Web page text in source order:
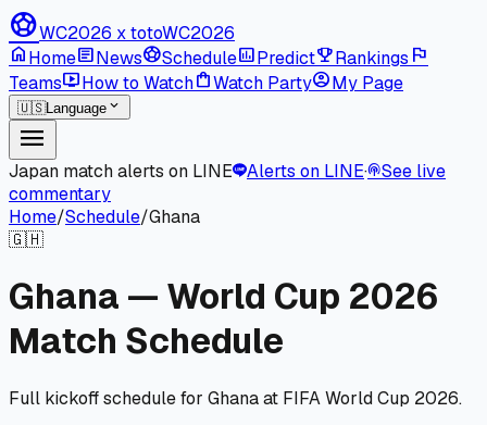
sports_soccerWC2026 x totoWC2026
homeHomearticleNewssports_soccerSchedulepollPredictemoji_eventsRankings flag
Teamslive_tvHow to Watchshopping_bagWatch Partyaccount_circleMy Page
🇺🇸Language expand_more
menu
Japan match alerts on LINE Alerts on LINE·podcastsSee live
commentary
Home/Schedule/Ghana
🇬🇭
Ghana — World Cup 2026
Match Schedule
Full kickoff schedule for Ghana at FIFA World Cup 2026.